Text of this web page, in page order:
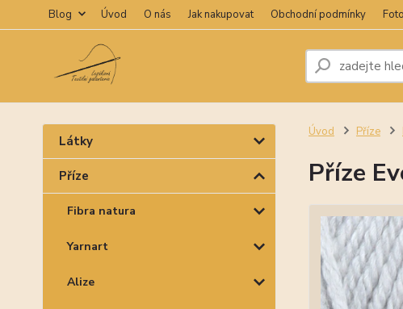
Blog Úvod O nás Jak nakupovat Obchodní podmínky
Látky
Příze
Fibra natura
Yarnart
Alize
Úvod Příze
Příze